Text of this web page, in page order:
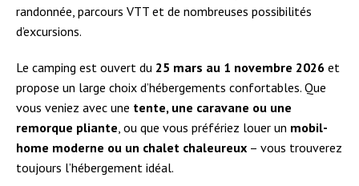
randonnée, parcours VTT et de nombreuses possibilités
d’excursions.
Le camping est ouvert du 25 mars au 1 novembre 2026 et
propose un large choix d’hébergements confortables. Que
vous veniez avec une tente, une caravane ou une
remorque pliante , ou que vous préfériez louer un mobil-
home moderne ou un chalet chaleureux – vous trouverez
toujours l’hébergement idéal.